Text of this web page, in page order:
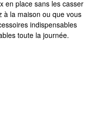
en place sans les casser
à la maison ou que vous
indispensables
toute la journée.